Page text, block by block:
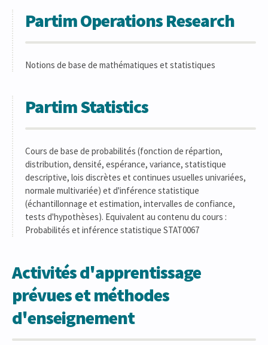
Partim Operations Research
Notions de base de mathématiques et statistiques
Partim Statistics
Cours de base de probabilités (fonction de répartion,
distribution, densité, espérance, variance, statistique
descriptive, lois discrètes et continues usuelles univariées,
normale multivariée) et d'inférence statistique
(échantillonnage et estimation, intervalles de confiance,
tests d'hypothèses). Equivalent au contenu du cours :
Probabilités et inférence statistique STAT0067
Activités d'apprentissage
prévues et méthodes
d'enseignement